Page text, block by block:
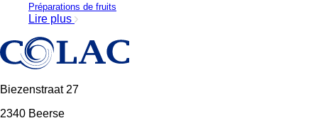
Préparations de fruits
Lire plus
Biezenstraat 27
2340 Beerse